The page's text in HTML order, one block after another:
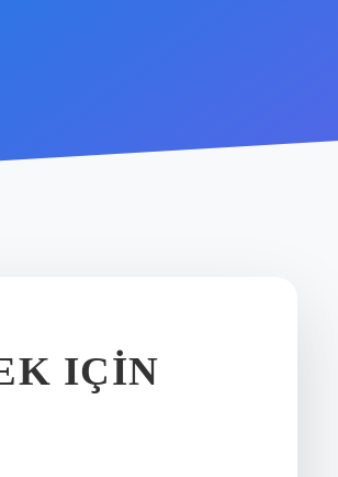
IÇIN